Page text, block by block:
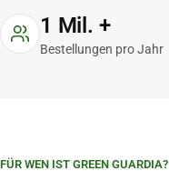
1 Mil. +
Bestellungen pro Jahr
FÜR WEN IST GREEN GUARDIA?